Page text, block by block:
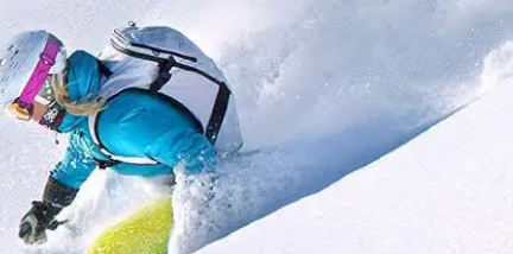
Rabatt-Aktionen!